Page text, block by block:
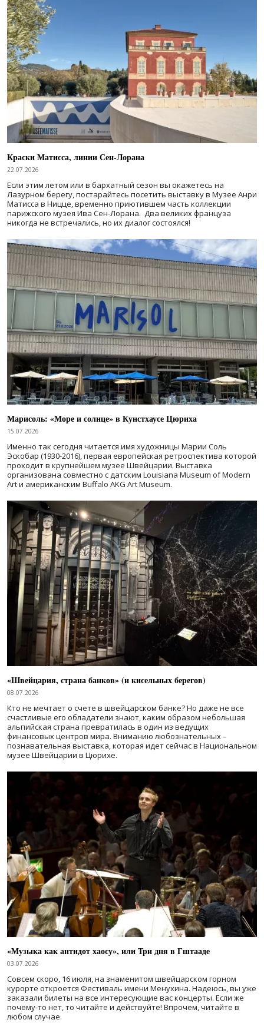
Краски Матисса, линии Сен-Лорана
22.07.2026
Если этим летом или в бархатный сезон вы окажетесь на
Лазурном берегу, постарайтесь посетить выставку в Музее Анри
Матисса в Ницце, временно приютившем часть коллекции
парижского музея Ива Сен-Лорана. Два великих француза
никогда не встречались, но их диалог состоялся!
Марисоль: «Море и солнце» в Кунстхаусе Цюриха
15.07.2026
Именно так сегодня читается имя художницы Марии Соль
Эскобар (1930-2016), первая европейская ретроспектива которой
проходит в крупнейшем музее Швейцарии. Выставка
организована совместно с датским Louisiana Museum of Modern
Art и американским Buffalo AKG Art Museum.
«Швейцария, страна банков» (и кисельных берегов)
08.07.2026
Кто не мечтает о счете в швейцарском банке? Но даже не все
счастливые его обладатели знают, каким образом небольшая
альпийская страна превратилась в один из ведущих
финансовых центров мира. Вниманию любознательных –
познавательная выставка, которая идет сейчас в Национальном
музее Швейцарии в Цюрихе.
«Музыка как антидот хаосу», или Три дня в Гштааде
03.07.2026
Совсем скоро, 16 июля, на знаменитом швейцарском горном
курорте откроется Фестиваль имени Менухина. Надеюсь, вы уже
заказали билеты на все интересующие вас концерты. Если же
почему-то нет, то читайте и действуйте! Впрочем, читайте в
любом случае.